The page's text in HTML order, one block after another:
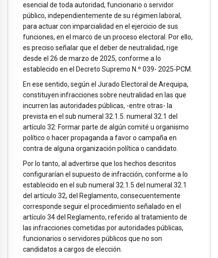
esencial de toda autoridad, funcionario o servidor
público, independientemente de su régimen laboral,
para actuar con imparcialidad en el ejercicio de sus
funciones, en el marco de un proceso electoral. Por ello,
es preciso señalar que el deber de neutralidad, rige
desde el 26 de marzo de 2025, conforme a lo
establecido en el Decreto Supremo N.º 039- 2025-PCM.
En ese sentido, según el Jurado Electoral de Arequipa,
constituyen infracciones sobre neutralidad en las que
incurren las autoridades públicas, -entre otras- la
prevista en el sub numeral 32.1.5. numeral 32.1 del
artículo 32: Formar parte de algún comité u organismo
político o hacer propaganda a favor o campaña en
contra de alguna organización política o candidato.
Por lo tanto, al advertirse que los hechos descritos
configurarían el supuesto de infracción, conforme a lo
establecido en el sub numeral 32.1.5 del numeral 32.1
del artículo 32, del Reglamento, consecuentemente
corresponde seguir el procedimiento señalado en el
artículo 34 del Reglamento, referido al tratamiento de
las infracciones cometidas por autoridades públicas,
funcionarios o servidores públicos que no son
candidatos a cargos de elección.